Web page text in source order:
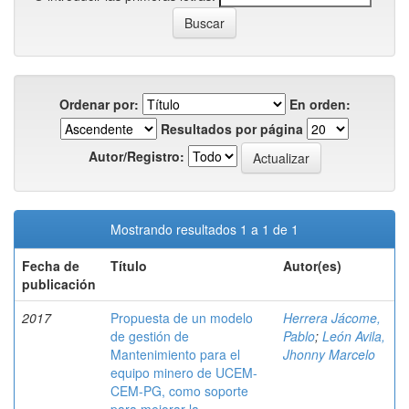
Ordenar por:
En orden:
Resultados por página
Autor/Registro:
Mostrando resultados 1 a 1 de 1
Fecha de
publicación
Título Autor(es)
2017
Propuesta de un modelo
de gestión de
Mantenimiento para el
equipo minero de UCEM-
CEM-PG, como soporte
Herrera Jácome,
Pablo; León Avila,
Jhonny Marcelo